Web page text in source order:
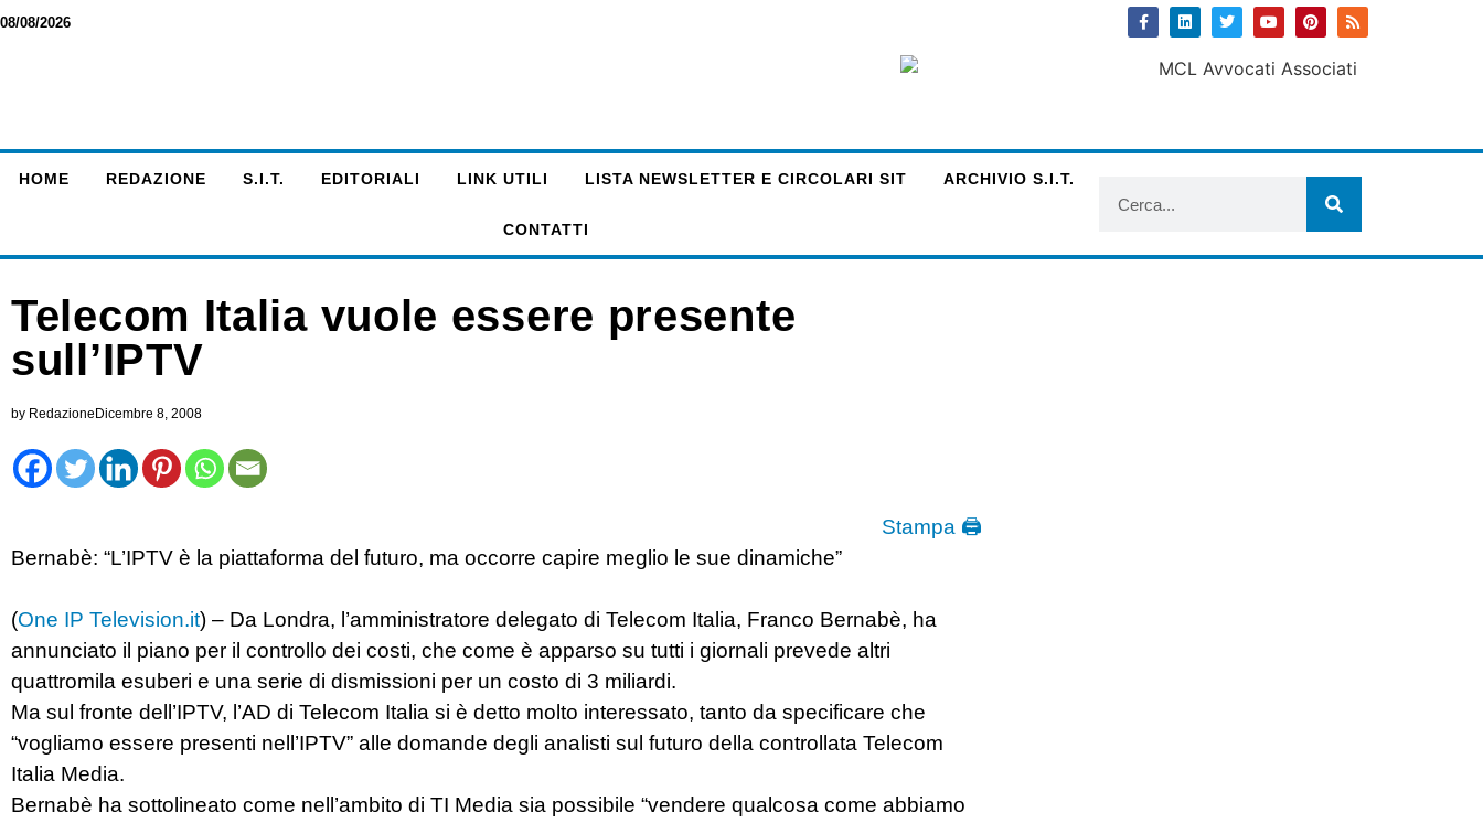
08/08/2026
HOME REDAZIONE S.I.T. EDITORIALI LINK UTILI LISTA NEWSLETTER E CIRCOLARI SIT ARCHIVIO S.I.T.
CONTATTI
Telecom Italia vuole essere presente
sull’IPTV
by Redazione Dicembre 8, 2008
Stampa 🖨
Bernabè: “L’IPTV è la piattaforma del futuro, ma occorre capire meglio le sue dinamiche”
(One IP Television.it) – Da Londra, l’amministratore delegato di Telecom Italia, Franco Bernabè, ha
annunciato il piano per il controllo dei costi, che come è apparso su tutti i giornali prevede altri
quattromila esuberi e una serie di dismissioni per un costo di 3 miliardi.
Ma sul fronte dell’IPTV, l’AD di Telecom Italia si è detto molto interessato, tanto da specificare che
“vogliamo essere presenti nell’IPTV” alle domande degli analisti sul futuro della controllata Telecom
Italia Media.
Bernabè ha sottolineato come nell’ambito di TI Media sia possibile “vendere qualcosa come abbiamo